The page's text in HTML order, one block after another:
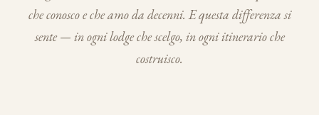
che conosco e che amo da decenni. E questa differenza si
sente — in ogni lodge che scelgo, in ogni itinerario che
costruisco.